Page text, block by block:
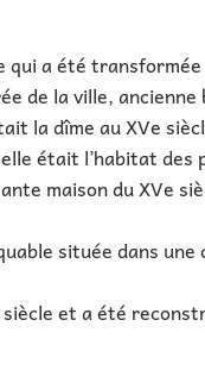
qui a été
de la ville,
la dîme au XVe
était l’habitat des
maison du XVe
située dans
et a été